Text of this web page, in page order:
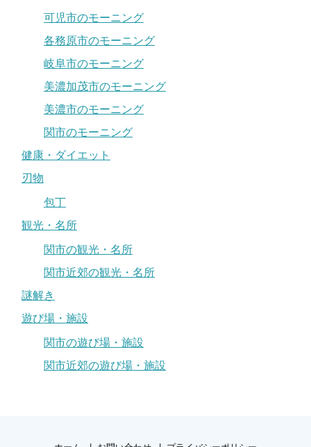
可児市のモーニング
各務原市のモーニング
岐阜市のモーニング
美濃加茂市のモーニング
美濃市のモーニング
関市のモーニング
健康・ダイエット
刃物
包丁
観光・名所
関市の観光・名所
関市近郊の観光・名所
謎解き
遊び場・施設
関市の遊び場・施設
関市近郊の遊び場・施設